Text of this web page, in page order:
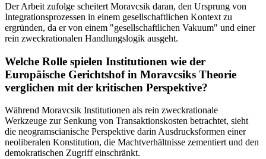
Der Arbeit zufolge scheitert Moravcsik daran, den Ursprung von
Integrationsprozessen in einem gesellschaftlichen Kontext zu
ergründen, da er von einem "gesellschaftlichen Vakuum" und einer
rein zweckrationalen Handlungslogik ausgeht.
Welche Rolle spielen Institutionen wie der
Europäische Gerichtshof in Moravcsiks Theorie
verglichen mit der kritischen Perspektive?
Während Moravcsik Institutionen als rein zweckrationale
Werkzeuge zur Senkung von Transaktionskosten betrachtet, sieht
die neogramscianische Perspektive darin Ausdrucksformen einer
neoliberalen Konstitution, die Machtverhältnisse zementiert und den
demokratischen Zugriff einschränkt.